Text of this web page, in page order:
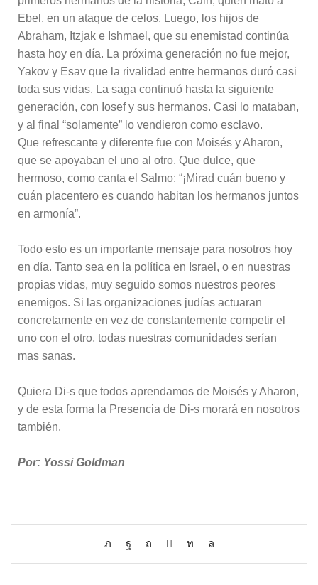
Ebel, en un ataque de celos. Luego, los hijos de
Abraham, Itzjak e Ishmael, que su enemistad continúa
hasta hoy en día. La próxima generación no fue mejor,
Yakov y Esav que la rivalidad entre hermanos duró casi
toda sus vidas. La saga continuó hasta la siguiente
generación, con Iosef y sus hermanos. Casi lo mataban,
y al final “solamente” lo vendieron como esclavo.
Que refrescante y diferente fue con Moisés y Aharon,
que se apoyaban el uno al otro. Que dulce, que
hermoso, como canta el Salmo: “¡Mirad cuán bueno y
cuán placentero es cuando habitan los hermanos juntos
en armonía”.
Todo esto es un importante mensaje para nosotros hoy
en día. Tanto sea en la política en Israel, o en nuestras
propias vidas, muy seguido somos nuestros peores
enemigos. Si las organizaciones judías actuaran
concretamente en vez de constantemente competir el
uno con el otro, todas nuestras comunidades serían
mas sanas.
Quiera Di-s que todos aprendamos de Moisés y Aharon,
y de esta forma la Presencia de Di-s morará en nosotros
también.
Por: Yossi Goldman